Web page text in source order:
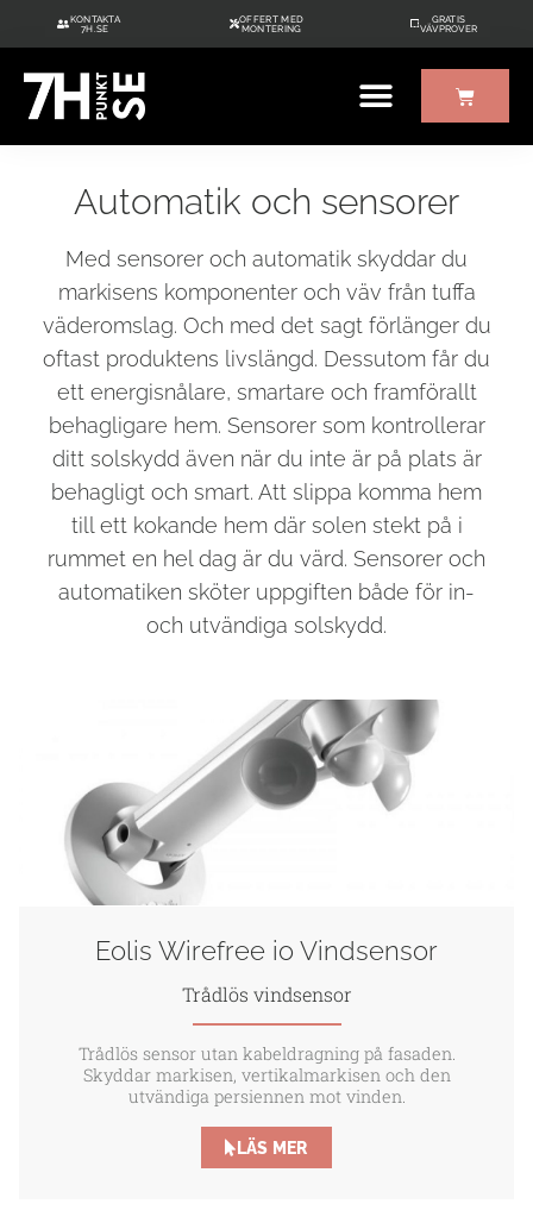
KONTAKTA
7H.SE
OFFERT MED
MONTERING
GRATIS
VÄVPROVER
Automatik och sensorer
Med sensorer och automatik skyddar du
markisens komponenter och väv från tuffa
väderomslag. Och med det sagt förlänger du
oftast produktens livslängd. Dessutom får du
ett energisnålare, smartare och framförallt
behagligare hem. Sensorer som kontrollerar
ditt solskydd även när du inte är på plats är
behagligt och smart. Att slippa komma hem
till ett kokande hem där solen stekt på i
rummet en hel dag är du värd. Sensorer och
automatiken sköter uppgiften både för in-
och utvändiga solskydd.
Eolis Wirefree io Vindsensor
Trådlös vindsensor
Trådlös sensor utan kabeldragning på fasaden.
Skyddar markisen, vertikalmarkisen och den
utvändiga persiennen mot vinden.
LÄS MER